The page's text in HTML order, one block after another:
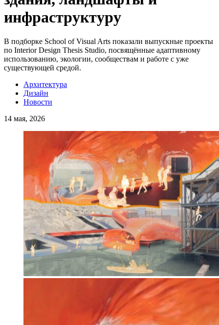
инфраструктуру
В подборке School of Visual Arts показали выпускные проекты
по Interior Design Thesis Studio, посвящённые адаптивному
использованию, экологии, сообществам и работе с уже
существующей средой.
Архитектура
Дизайн
Новости
14 мая, 2026